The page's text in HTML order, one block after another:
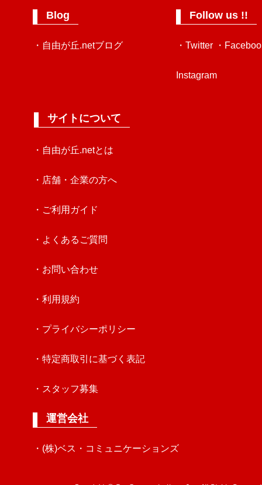
Blog
・自由が丘.netブログ
Follow us !!
・Twitter ・
Instagram
サイトについて
・自由が丘.netとは
・店舗・企業の方へ
・ご利用ガイド
・よくあるご質問
・お問い合わせ
・利用規約
・プライバシーポリシー
・特定商取引に基づく表記
・スタッフ募集
運営会社
・(株)ベス・コミュニケーションズ